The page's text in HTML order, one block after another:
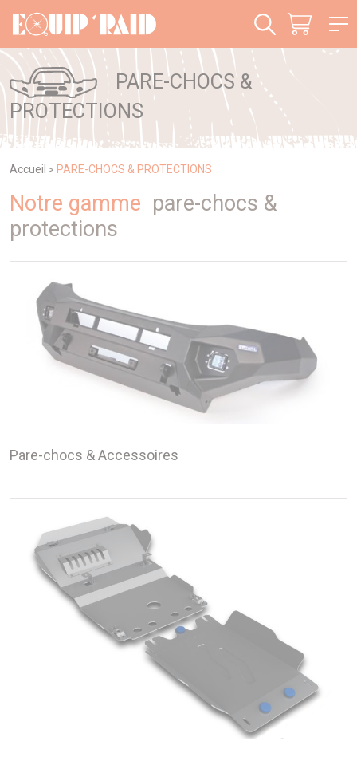
PARE-CHOCS &
PROTECTIONS
Accueil > PARE-CHOCS & PROTECTIONS
Notre gamme pare-chocs &
protections
Pare-chocs & Accessoires
Panneau de gestion des cookies